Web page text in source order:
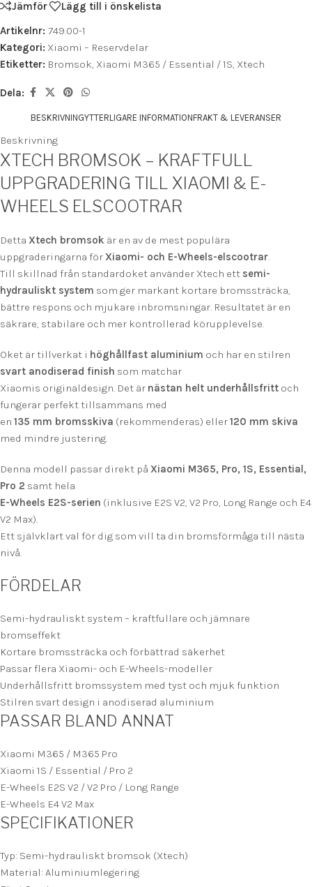
Jämför
Lägg till i önskelista
Artikelnr: 749.00-1
Kategori: Xiaomi – Reservdelar
Etiketter: Bromsok, Xiaomi M365 / Essential / 1S, Xtech
Dela:
BESKRIVNINGYTTERLIGARE INFORMATIONFRAKT & LEVERANSER
Beskrivning
XTECH BROMSOK – KRAFTFULL
UPPGRADERING TILL XIAOMI & E-
WHEELS ELSCOOTRAR
Detta Xtech bromsok är en av de mest populära
uppgraderingarna förXiaomi- och E-Wheels-elscootrar.
Till skillnad från standardoket använder Xtech ett semi-
hydrauliskt system som ger markant kortare bromssträcka,
bättre respons och mjukare inbromsningar. Resultatet är en
säkrare, stabilare och mer kontrollerad körupplevelse.
Oket är tillverkat i höghållfast aluminium och har en stilren
svart anodiserad finish som matchar
Xiaomis originaldesign. Det är nästan helt underhållsfritt och
fungerar perfekt tillsammans med
en 135 mm bromsskiva (rekommenderas) eller120 mm skiva
med mindre justering.
Denna modell passar direkt på Xiaomi M365, Pro, 1S, Essential,
Pro 2 samt hela
E-Wheels E2S-serien (inklusive E2S V2, V2 Pro, Long Range och E4
V2 Max).
Ett självklart val för dig som vill ta din bromsförmåga till nästa
nivå.
FÖRDELAR
Semi-hydrauliskt system – kraftfullare och jämnare
bromseffekt
Kortare bromssträcka och förbättrad säkerhet
Passar flera Xiaomi- och E-Wheels-modeller
Underhållsfritt bromssystem med tyst och mjuk funktion
Stilren svart design i anodiserad aluminium
PASSAR BLAND ANNAT
Xiaomi M365 / M365 Pro
Xiaomi 1S / Essential / Pro 2
E-Wheels E2S V2 / V2 Pro / Long Range
E-Wheels E4 V2 Max
SPECIFIKATIONER
Typ: Semi-hydrauliskt bromsok (Xtech)
Material: Aluminiumlegering